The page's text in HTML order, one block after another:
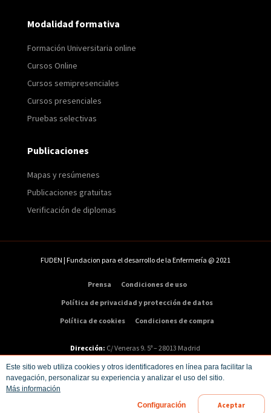
Este sitio web utiliza cookies y otros identificadores en línea para facilitar la
navegación, personalizar su experiencia y analizar el uso del sitio.
Más información
Configuración Aceptar
Modalidad formativa
Formación Universitaria online
Cursos Online
Cursos semipresenciales
Cursos presenciales
Pruebas selectivas
Publicaciones
Mapas y resúmenes
Publicaciones gratuitas
Verificación de diplomas
FUDEN | Fundacion para el desarrollo de la Enfermería @ 2021
Prensa
Condiciones de uso
Política de privacidad y protección de datos
Política de cookies
Condiciones de compra
Dirección: C/ Veneras 9. 5ª – 28013 Madrid
Teléfono:91 547 48 81|Email:info@fuden.es